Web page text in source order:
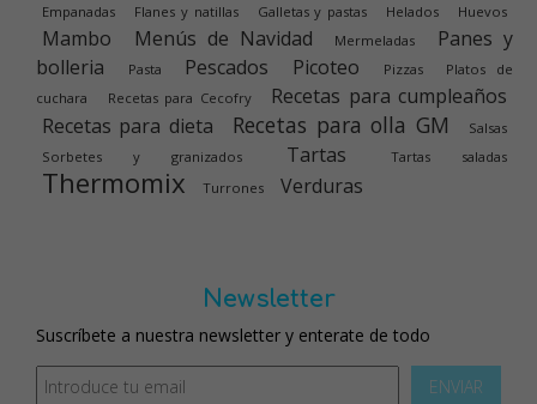
Empanadas Flanes y natillas Galletas y pastas Helados Huevos
Mambo Menús de Navidad Mermeladas
Panes y
bolleria
Pasta Pescados Picoteo Pizzas
Platos de
cuchara
Recetas para Cecofry
Recetas para cumpleaños
Recetas para dieta
Recetas para olla GM
Salsas
Sorbetes y granizados
Tartas Tartas saladas
Thermomix Turrones Verduras
Newsletter
Suscríbete a nuestra newsletter y enterate de todo
ENVIAR